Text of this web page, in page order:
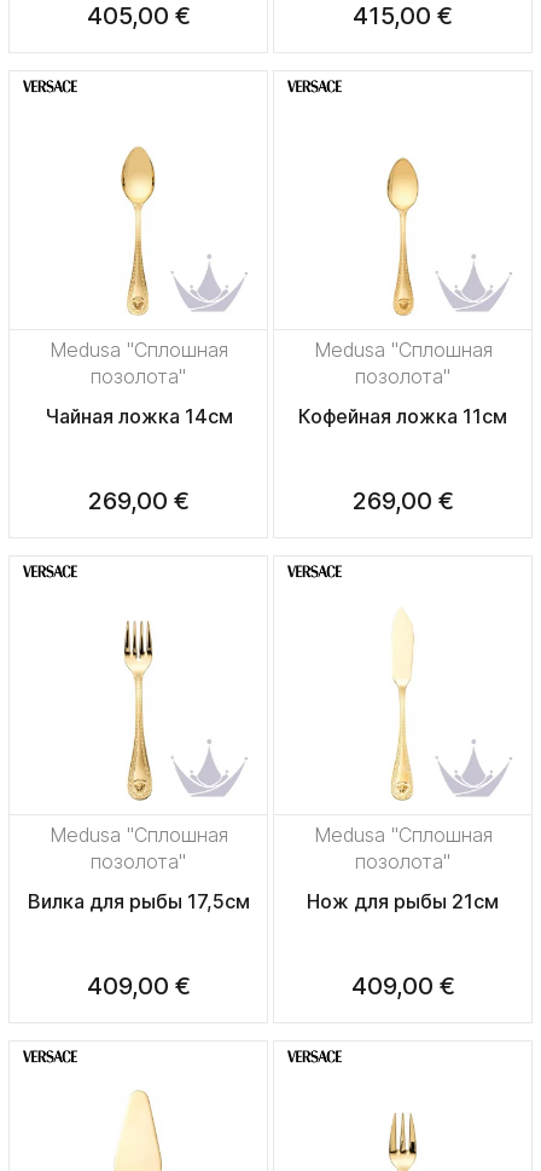
405,00 € 415,00 €
Medusa "Сплошная
позолота"
Чайная ложка 14см
269,00 €
Medusa "Сплошная
позолота"
Кофейная ложка 11см
269,00 €
Medusa "Сплошная
позолота"
Вилка для рыбы 17,5см
409,00 €
Medusa "Сплошная
позолота"
Нож для рыбы 21см
409,00 €